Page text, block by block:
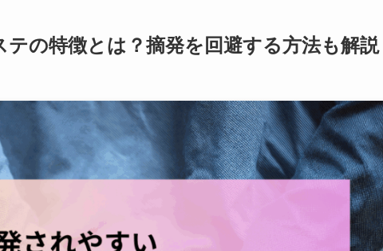
の特徴とは？摘発を回避する方法も解説